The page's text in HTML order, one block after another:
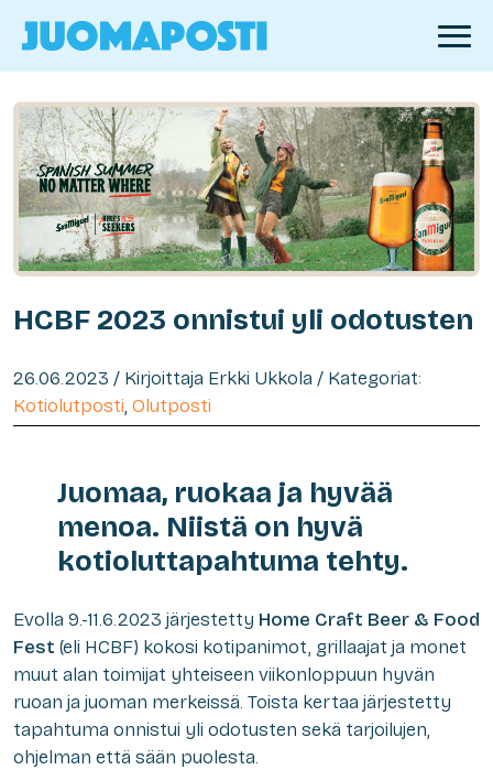
HCBF 2023 onnistui yli odotusten
26.06.2023 / Kirjoittaja Erkki Ukkola / Kategoriat:
Kotiolutposti, Olutposti
Juomaa, ruokaa ja hyvää
menoa. Niistä on hyvä
kotioluttapahtuma tehty.
Evolla 9.-11.6.2023 järjestetty Home Craft Beer & Food
Fest (eli HCBF) kokosi kotipanimot, grillaajat ja monet
muut alan toimijat yhteiseen viikonloppuun hyvän
ruoan ja juoman merkeissä. Toista kertaa järjestetty
tapahtuma onnistui yli odotusten sekä tarjoilujen,
ohjelman että sään puolesta.